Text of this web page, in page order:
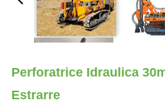
Perforatrice Idraulica
Estrarre